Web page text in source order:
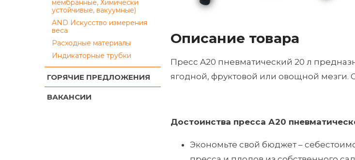
мембранные, Химически
устойчивые, вакуумные)
AND Искусство измерения
веса
Расходные материалы
Индикаторные трубки
ГОРЯЧИЕ ПРЕДЛОЖЕНИЯ
ВАКАНСИИ
Описание товара
Пресс A20 пневматический 20 л
ягодной, фруктовой или овощной мезги.
Достоинства пресса А20
Экономьте свой бюджет –